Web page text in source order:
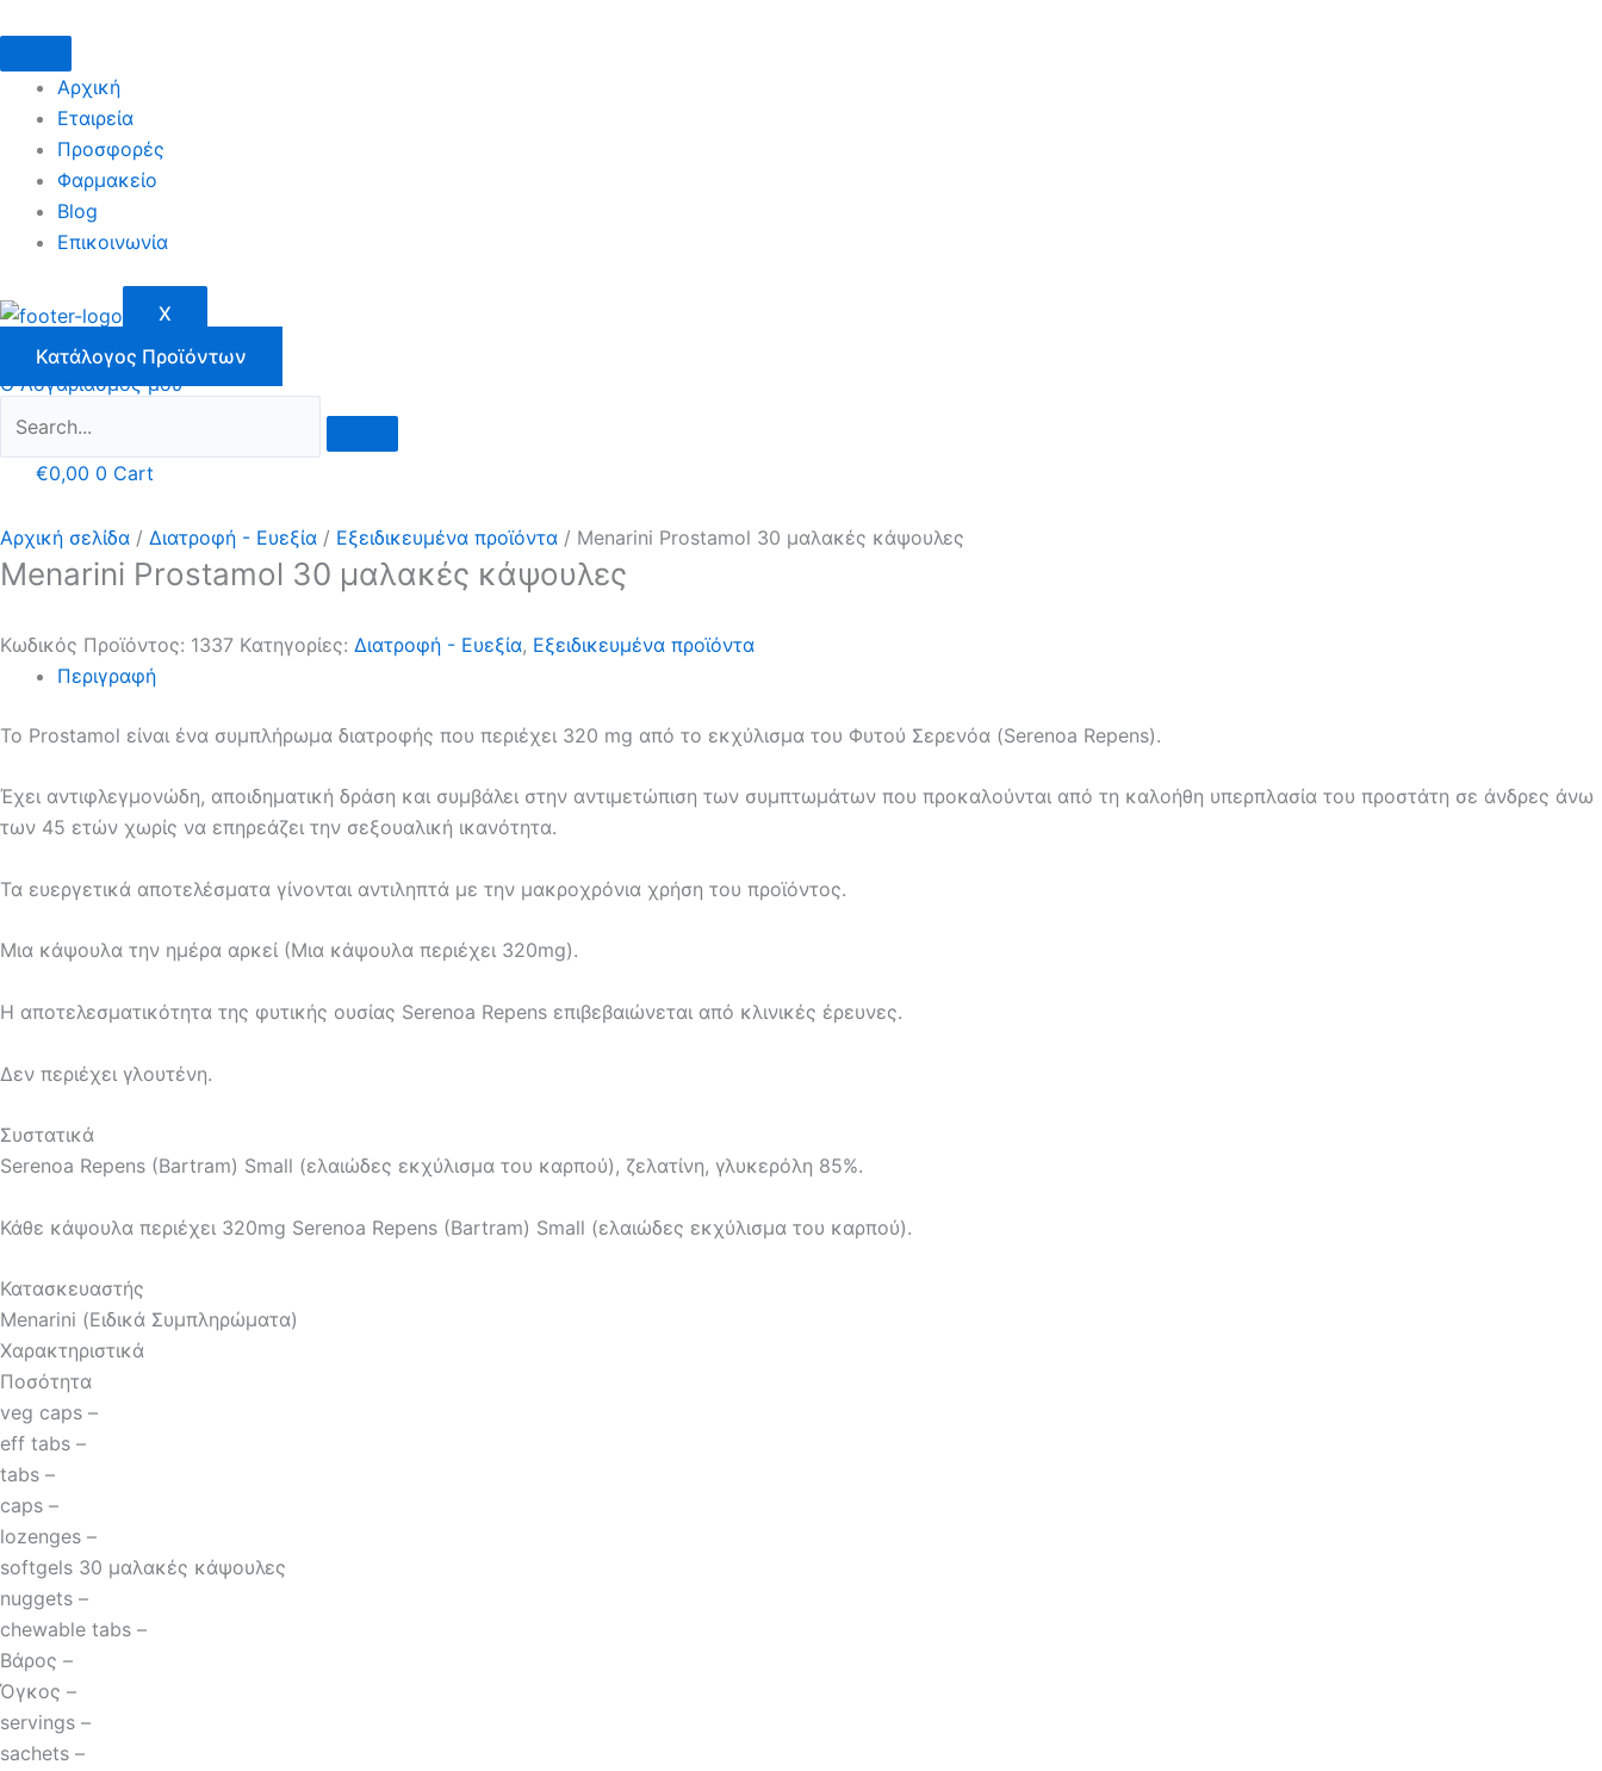
στο
περιεχόμενο
Αρχική
Εταιρεία
Προσφορές
Φαρμακείο
Blog
Επικοινωνία
X
Κατάλογος Προϊόντων
Ο Λογαριασμός μου
€0,00 0 Cart
Αρχική σελίδα / Διατροφή - Ευεξία / Εξειδικευμένα προϊόντα / Menarini Prostamol 30 μαλακές κάψουλες
Menarini Prostamol 30 μαλακές κάψουλες
Κωδικός Προϊόντος: 1337 Kατηγορίες: Διατροφή - Ευεξία, Εξειδικευμένα προϊόντα
Περιγραφή
Το Prostamol είναι ένα συμπλήρωμα διατροφής που περιέχει 320 mg από το εκχύλισμα του Φυτού Σερενόα (Serenoa Repens).
Έχει αντιφλεγμονώδη, αποιδηματική δράση και συμβάλει στην αντιμετώπιση των συμπτωμάτων που προκαλούνται από τη καλοήθη υπερπλασία του προστάτη σε άνδρες άνω
των 45 ετών χωρίς να επηρεάζει την σεξουαλική ικανότητα.
Τα ευεργετικά αποτελέσματα γίνονται αντιληπτά με την μακροχρόνια χρήση του προϊόντος.
Μια κάψουλα την ημέρα αρκεί (Μια κάψουλα περιέχει 320mg).
Η αποτελεσματικότητα της φυτικής ουσίας Serenoa Repens επιβεβαιώνεται από κλινικές έρευνες.
Δεν περιέχει γλουτένη.
Συστατικά
Serenoa Repens (Bartram) Small (ελαιώδες εκχύλισμα του καρπού), ζελατίνη, γλυκερόλη 85%.
Κάθε κάψουλα περιέχει 320mg Serenoa Repens (Bartram) Small (ελαιώδες εκχύλισμα του καρπού).
Κατασκευαστής
Menarini (Ειδικά Συμπληρώματα)
Χαρακτηριστικά
Ποσότητα
veg caps –
eff tabs –
tabs –
caps –
lozenges –
softgels 30 μαλακές κάψουλες
nuggets –
chewable tabs –
Βάρος –
Όγκος –
servings –
sachets –